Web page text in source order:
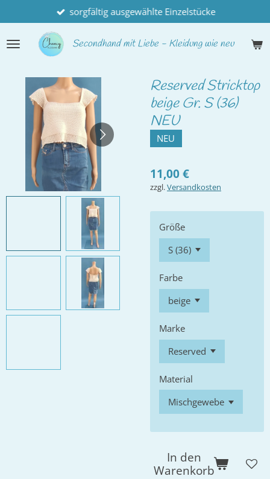
Hauptinhalt
springen
Secondhandmit Liebe - Kleidung wie neu
sorgfältig ausgewählte Einzelstücke
Reserved Stricktop
beige Gr. S (36)
NEU
NEU
11,00 €
zzgl.Versandkosten
Größe
Farbe
Marke
Material
In den
Warenkorb